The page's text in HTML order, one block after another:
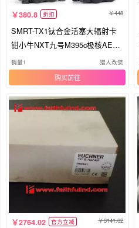
380.8 折扣 448
SMRT-TX1钛合金活塞大辐射卡
钳小牛NXT九号M395c极核AE5i
改装碟刹
销量1 猎人改装
购买
2764.02 官方立减 3141.02